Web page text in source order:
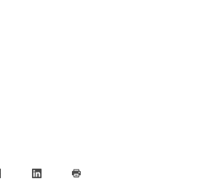
FacebookLinkedIn